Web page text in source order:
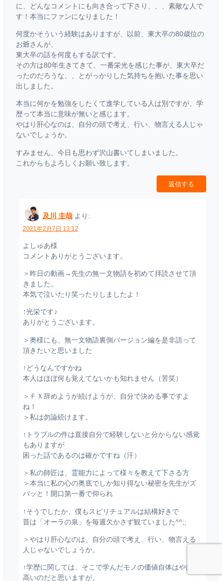
に、どんなコメントにも向き合って下さり、、、素敵な人で
す！本当にファンになりました！
何度かそういう経験はありますが、以前、東大卒の80歳位の
お爺さんが、
東大卒の話を何度もする訳です。
その方は80年生きてきて、一番栄光を感じた事が、東大卒だ
ったのだろうな、、とがっかりした気持ちを抱いた事を思い
出しました。
本当に何かを勉強をしたくて進学している人は別ですが、学
歴って本当に意味が無いと感じます。
やはり肝心なのは、自分の頭で考え、行い、物言える人じゃ
ないでしょうか。
すみません、今日も思わず沢山書いてしまいました。
これからもよろしくお願い致します。
返信する
及川 圭哉 より:
2021年2月7日 13:12
よしゅあ様
コメントありがとうございます。
＞昨日の動画→先生の無一文物語を初めて拝読させて頂
きました。
本気で泣いたり笑ったりしましたよ！
↑光栄です♪
ありがとうございます。
＞奥様にも、無一文物語裏側バージョン編を是非語って
頂きたいと思いました
↑どうなんですかね
本人はほぼ何も覚えてないかも知れません（苦笑）
＞ＦＸ辞めようが続けようが、自分で決める事ですよ
ね！
＞私は勿論続けます。
↑トラブルの件は直接自分で経験しないと分からない感覚
もありますが
困った話であるのは確かですね（汗）
＞私の師匠は、霊能力によって様々を教えて下さる方
＞本当に私の心の奥底でしか知り得ない秘密を先生がズ
バッと！開口第一番で仰られ
↑そうでしたか、僕もスピリチュアルは結構好きで
昔は「オーラの泉」を毎週欠かさず観ていました^^;;
＞やはり肝心なのは、自分の頭で考え、行い、物言える
人じゃないでしょうか。
↑学歴に関しては、そこで学んだモノの価値自体はやはり
高いのだと思いますが、